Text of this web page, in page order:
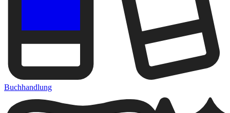
Buchhandlung